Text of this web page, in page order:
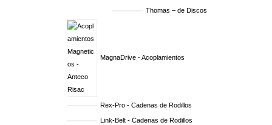
Thomas – de Discos
MagnaDrive - Acoplamientos
Rex-Pro - Cadenas de Rodillos
Link-Belt - Cadenas de Rodillos